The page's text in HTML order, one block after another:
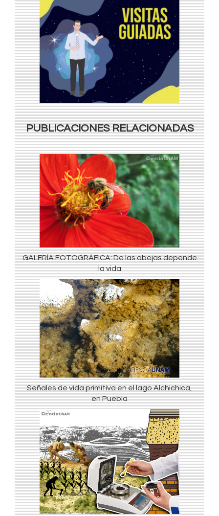
PUBLICACIONES RELACIONADAS
GALERÍA FOTOGRÁFICA: De las abejas depende
la vida
Señales de vida primitiva en el lago Alchichica,
en Puebla